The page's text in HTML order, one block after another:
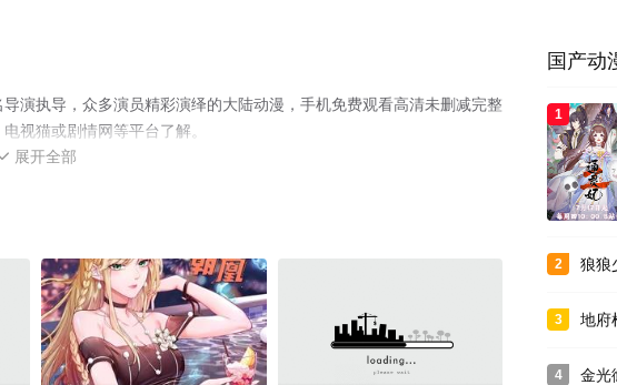
演执导，众多演员精彩演绎的大陆动漫，手机免费观看高清未删减完整
视猫或剧情网等平台了解。
展开全部
国产动
1
2 狼狼
3 地府
4 金光